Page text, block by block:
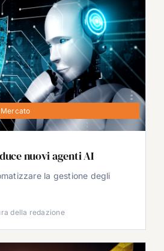
nuovi agenti AI
la gestione degli
della redazione